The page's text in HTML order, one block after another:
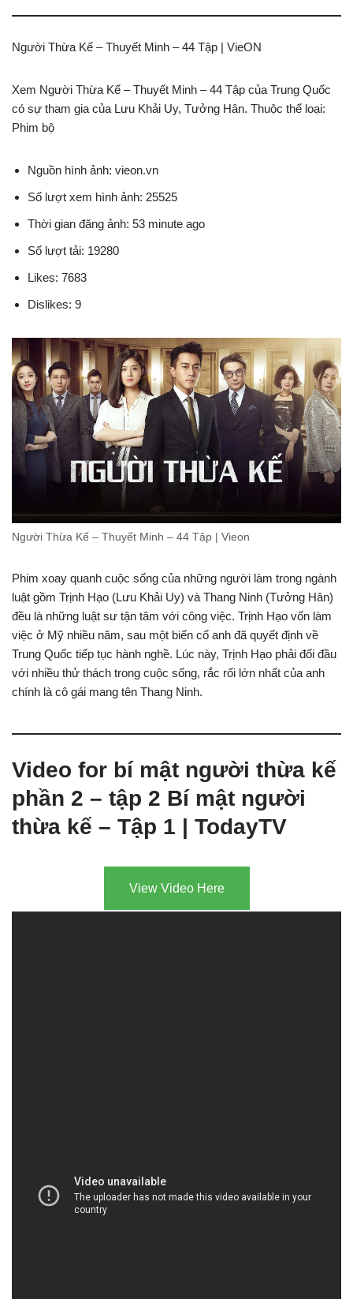
Người Thừa Kế – Thuyết Minh – 44 Tập | VieON
Xem Người Thừa Kế – Thuyết Minh – 44 Tập của Trung Quốc
có sự tham gia của Lưu Khải Uy, Tưởng Hân. Thuộc thể loại:
Phim bộ
Nguồn hình ảnh: vieon.vn
Số lượt xem hình ảnh: 25525
Thời gian đăng ảnh: 53 minute ago
Số lượt tải: 19280
Likes: 7683
Dislikes: 9
Người Thừa Kế – Thuyết Minh – 44 Tập | Vieon
Phim xoay quanh cuộc sống của những người làm trong ngành
luật gồm Trịnh Hạo (Lưu Khải Uy) và Thang Ninh (Tưởng Hân)
đều là những luật sư tận tâm với công việc. Trịnh Hạo vốn làm
việc ở Mỹ nhiều năm, sau một biến cố anh đã quyết định về
Trung Quốc tiếp tục hành nghề. Lúc này, Trịnh Hạo phải đối đầu
với nhiều thử thách trong cuộc sống, rắc rối lớn nhất của anh
chính là cô gái mang tên Thang Ninh.
Video for bí mật người thừa kế
phần 2 – tập 2 Bí mật người
thừa kế – Tập 1 | TodayTV
View Video Here